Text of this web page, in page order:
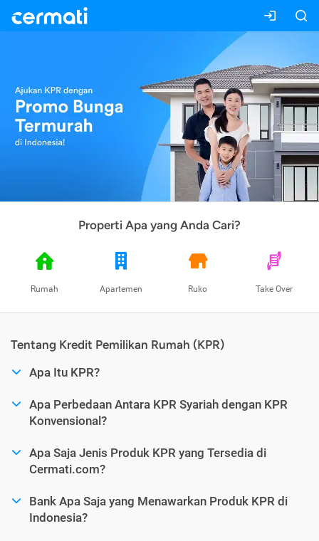
Properti Apa yang Anda Cari?
Rumah Apartemen Ruko Take Over
Tentang Kredit Pemilikan Rumah (KPR)
Apa Itu KPR?
Apa Perbedaan Antara KPR Syariah dengan KPR
Konvensional?
Apa Saja Jenis Produk KPR yang Tersedia di
Cermati.com?
Bank Apa Saja yang Menawarkan Produk KPR di
Indonesia?